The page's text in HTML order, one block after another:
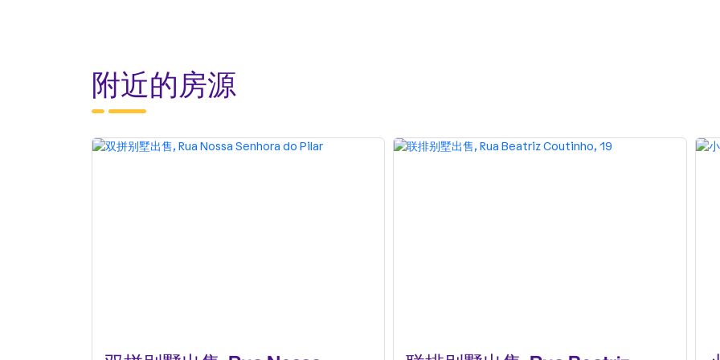
附近的房源